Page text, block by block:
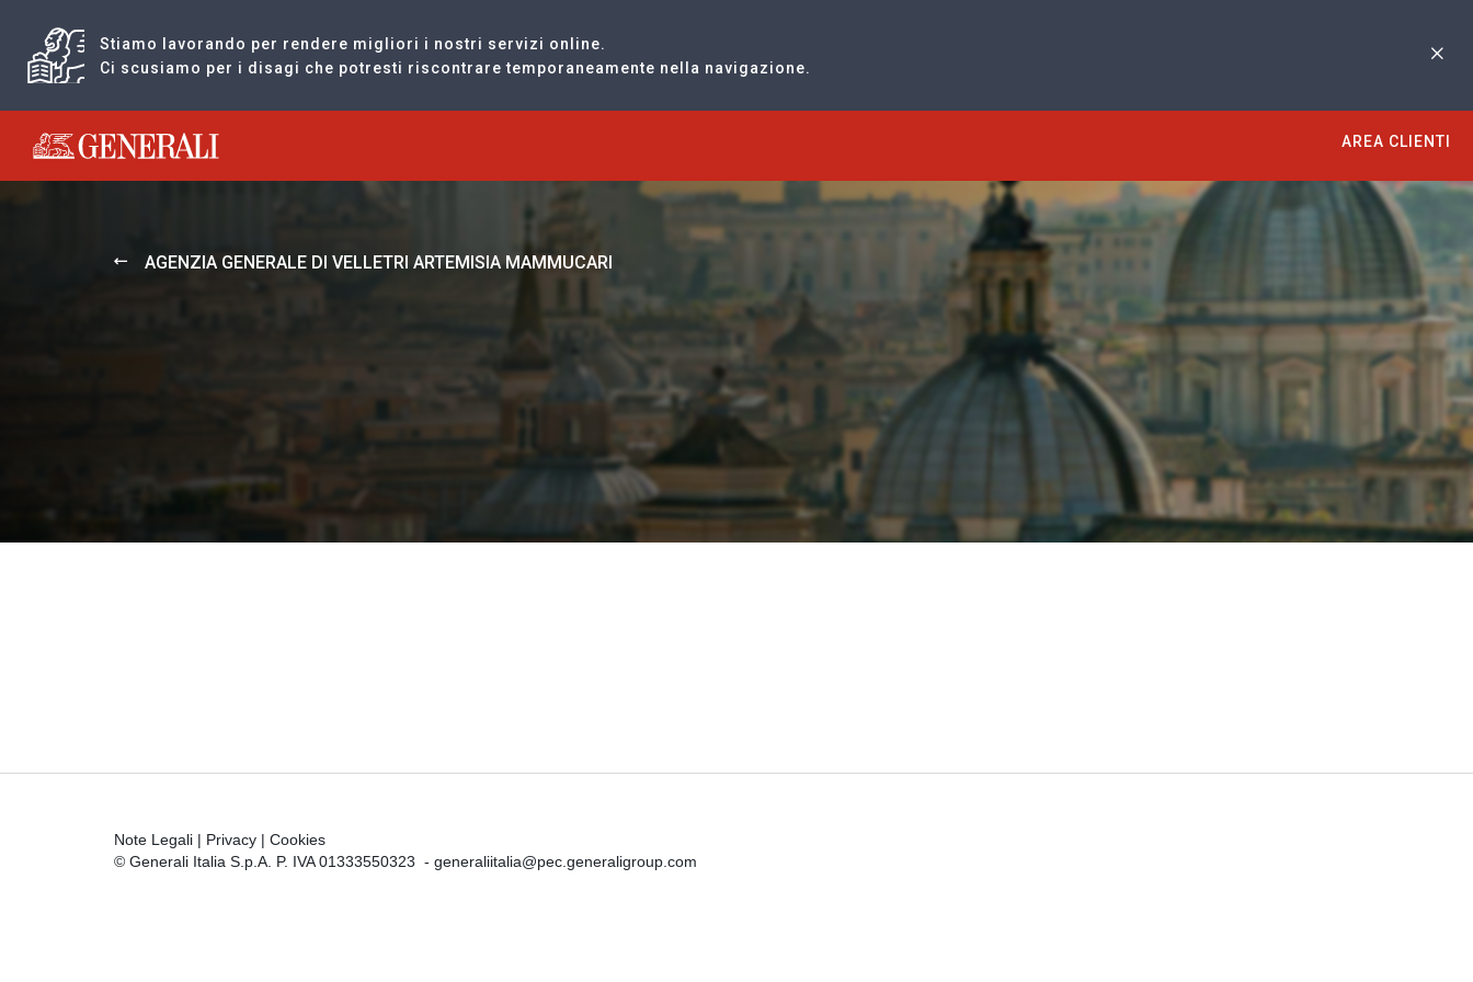
Stiamo lavorando per rendere migliori i nostri servizi online.
Ci scusiamo per i disagi che potresti riscontrare temporaneamente nella navigazione.
Generali logo
AREA CLIENTI
AGENZIA GENERALE DI VELLETRI ARTEMISIA MAMMUCARI
Note Legali | Privacy | Cookies
© Generali Italia S.p.A. P. IVA 01333550323 - generaliitalia@pec.generaligroup.com